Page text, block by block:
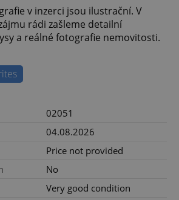
v inzerci jsou ilustrační. V
rádi zašleme detailní
a reálné fotografie nemovitosti.
02051
04.08.2026
Price not provided
No
Very good condition